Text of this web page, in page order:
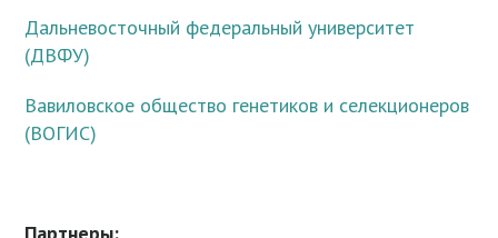
Дальневосточный федеральный университет
(ДВФУ)
Вавиловское общество генетиков и селекционеров
(ВОГИС)